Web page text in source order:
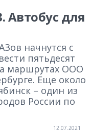
для
начнутся с
пятьдесят
маршрутах ООО
Еще около
– один из
России по
12.07.2021